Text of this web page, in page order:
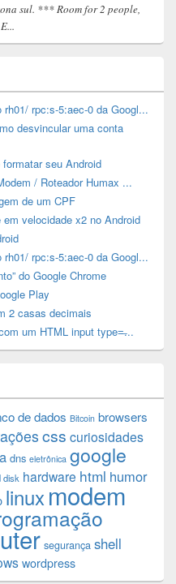
sul. *** Room for 2 people,
rpc:s-5:aec-0 da Googl...
desvincular uma conta
seu Android
/ Roteador Humax ...
de um CPF
velocidade x2 no Android
rpc:s-5:aec-0 da Googl...
do Google Chrome
Play
2 casas decimais
um HTML input type=̶...
de dados Bitcoin browsers
css curiosidades
dns eletrônica google
disk hardware html humor
linux modem
segurança shell
wordpress